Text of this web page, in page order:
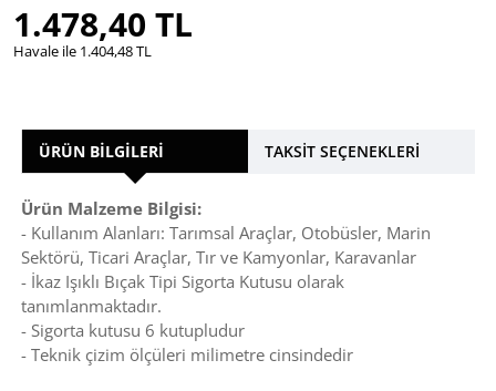
1.478,40 TL
Havale ile 1.404,48 TL
ÜRÜN BILGILERI TAKSIT SEÇENEKLERI
Ürün Malzeme Bilgisi:
- Kullanım Alanları: Tarımsal Araçlar, Otobüsler, Marin
Sektörü, Ticari Araçlar, Tır ve Kamyonlar, Karavanlar
- İkaz Işıklı Bıçak Tipi Sigorta Kutusu olarak
tanımlanmaktadır.
- Sigorta kutusu 6 kutupludur
- Teknik çizim ölçüleri milimetre cinsindedir